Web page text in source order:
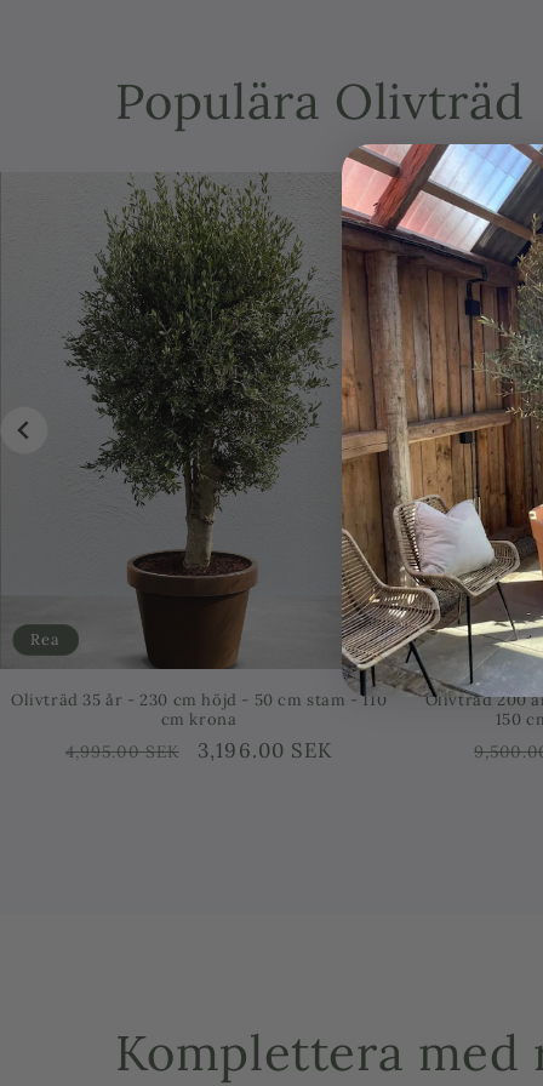
Populära Olivträd
Olivträd 25 år planterat i halvt vinfat - Höjd 200
Ordinarie
5,495.00 SEK Försäljningspris
3,596.00 SEK
Komplettera